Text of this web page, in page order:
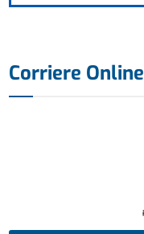
Corriere Online